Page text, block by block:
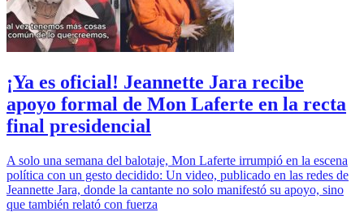
¡Ya es oficial! Jeannette Jara recibe
apoyo formal de Mon Laferte en la recta
final presidencial
A solo una semana del balotaje, Mon Laferte irrumpió en la escena
política con un gesto decidido: Un video, publicado en las redes de
Jeannette Jara, donde la cantante no solo manifestó su apoyo, sino
que también relató con fuerza